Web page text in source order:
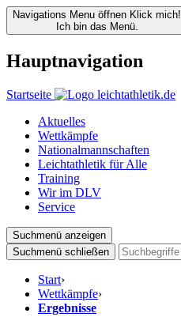
Navigations Menu öffnen Klick mich!
Ich bin das Menü.
Hauptnavigation
Startseite
Aktuelles
Wettkämpfe
Nationalmannschaften
Leichtathletik für Alle
Training
Wir im DLV
Service
Suchmenü anzeigen
Suchmenü schließen
Start›
Wettkämpfe›
Ergebnisse